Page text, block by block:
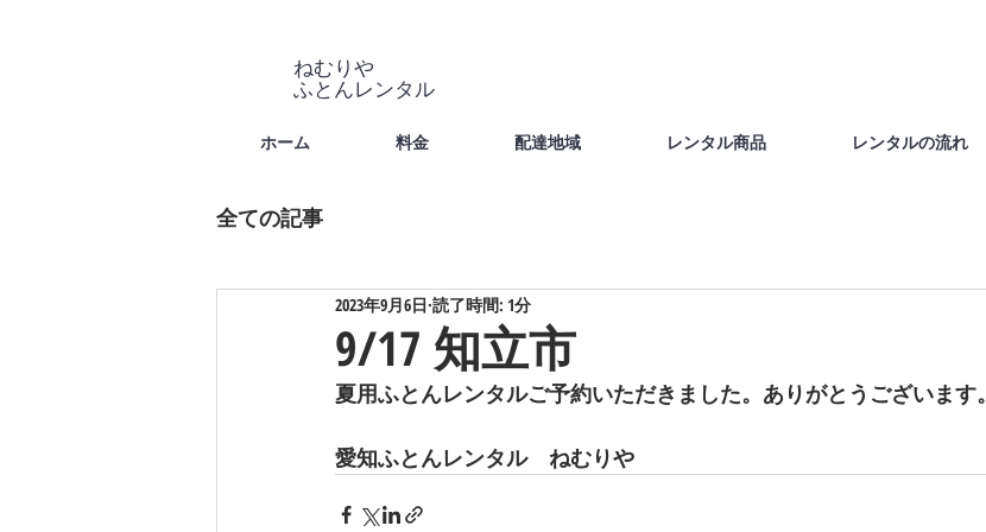
ホーム 料金 配達地域 レンタル商品 レンタルの流れ
ねむりや
​ふとんレンタル
全ての記事
9/17 知立市
2023年9月6日 読了時間: 1分
夏用ふとんレンタルご予約いただきました。ありがとうございます。
愛知ふとんレンタル　ねむりや